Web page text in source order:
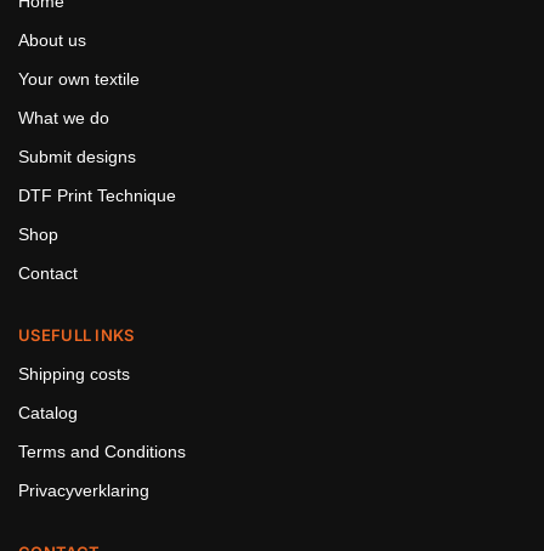
About us
Your own textile
What we do
Submit designs
DTF Print Technique
Shop
Contact
USEFULL INKS
Shipping costs
Catalog
Terms and Conditions
Privacyverklaring